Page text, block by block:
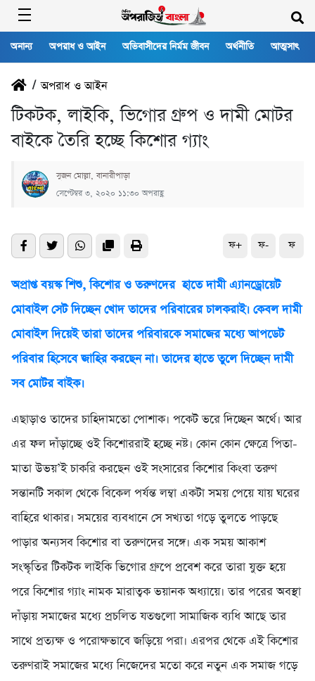
অনান্য অপরাধ ও আইন অভিবাসীদের নির্মম জীবন অর্থনীতি আত্মসাৎ
/অপরাধ ও আইন
টিকটক, লাইকি, ভিগোর গ্রুপ ও দামী মোটর
বাইকে তৈরি হচ্ছে কিশোর গ্যাং
সুজন মোল্লা, বানারীপাড়া
সেপ্টেম্বর ৩, ২০২০ ১১:৩০ অপরাহ্ণ
ফ+ ফ- ফ
অপ্রাপ্ত বয়স্ক শিশু, কিশোর ও তরুণদের হাতে দামী এ্যানড্রোয়েট
মোবাইল সেট দিচ্ছেন খোদ তাদের পরিবারের চালকরাই। কেবল দামী
মোবাইল দিয়েই তারা তাদের পরিবারকে সমাজের মধ্যে আপডেট
পরিবার হিসেবে জাহির করছেন না। তাদের হাতে তুলে দিচ্ছেন দামী
সব মোটর বাইক।
এছাড়াও তাদের চাহিদামতো পোশাক। পকেট ভরে দিচ্ছেন অর্থে। আর
এর ফল দাঁড়াচ্ছে ওই কিশোররাই হচ্ছে নষ্ট। কোন কোন ক্ষেত্রে পিতা-
মাতা উভয়’ই চাকরি করছেন ওই সংসারের কিশোর কিংবা তরুণ
সন্তানটি সকাল থেকে বিকেল পর্যন্ত লম্বা একটা সময় পেয়ে যায় ঘরের
বাহিরে থাকার। সময়ের ব্যবধানে সে সখ্যতা গড়ে তুলতে পাড়ছে
পাড়ার অন্যসব কিশোর বা তরুণদের সঙ্গে। এক সময় আকাশ
সংস্কৃতির টিকটক লাইকি ভিগোর গ্রুপে প্রবেশ করে তারা যুক্ত হয়ে
পরে কিশোর গ্যাং নামক মারাত্বক ভয়ানক অধ্যায়ে। তার পরের অবস্থা
দাঁড়ায় সমাজের মধ্যে প্রচলিত যতগুলো সামাজিক ব্যধি আছে তার
সাথে প্রত্যক্ষ ও পরোক্ষভাবে জড়িয়ে পরা। এরপর থেকে এই কিশোর
তরুণরাই সমাজের মধ্যে নিজেদের মতো করে নতুন এক সমাজ গড়ে